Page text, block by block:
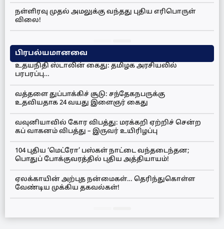
நள்ளிரவு முதல் அமலுக்கு வந்தது புதிய எரிபொருள்
விலை!
பிரபல்யமானவை
உதயநிதி ஸ்டாலின் கைது: தமிழக அரசியலில்
பரபரப்பு…
வத்தளை துப்பாக்கிச் சூடு: சந்தேகநபருக்கு
உதவியதாக 24 வயது இளைஞர் கைது
வவுனியாவில் கோர விபத்து: மரக்கறி ஏற்றிச் சென்ற
கப் வாகனம் விபத்து – இருவர் உயிரிழப்பு
104 புதிய ‘மெட்ரோ’ பஸ்கள் நாட்டை வந்தடைந்தன;
பொதுப் போக்குவரத்தில் புதிய அத்தியாயம்!
ஏலக்காயின் அற்புத நன்மைகள்… தெரிந்துகொள்ள
வேண்டிய முக்கிய தகவல்கள்!